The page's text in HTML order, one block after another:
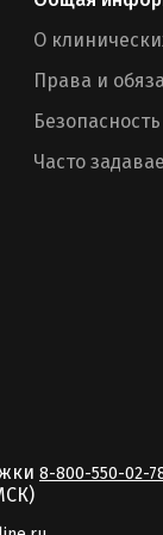
О
Права и
Часто
8-800-550-02-